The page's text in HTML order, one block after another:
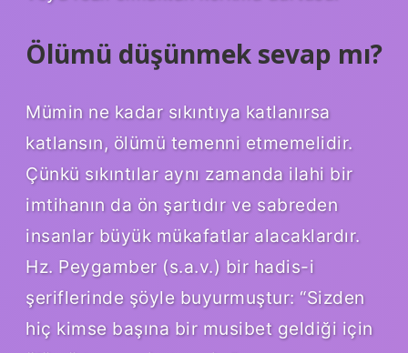
Ölümü düşünmek sevap mı?
Mümin ne kadar sıkıntıya katlanırsa
katlansın, ölümü temenni etmemelidir.
Çünkü sıkıntılar aynı zamanda ilahi bir
imtihanın da ön şartıdır ve sabreden
insanlar büyük mükafatlar alacaklardır.
Hz. Peygamber (s.a.v.) bir hadis-i
şeriflerinde şöyle buyurmuştur: “Sizden
hiç kimse başına bir musibet geldiği için